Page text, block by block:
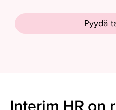
Pyydä